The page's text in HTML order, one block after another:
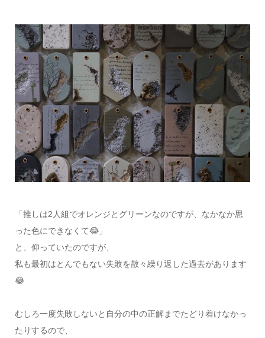
「推しは2人組でオレンジとグリーンなのですが、なかなか思
った色にできなくて😂」
と、仰っていたのですが、
私も最初はとんでもない失敗を散々繰り返した過去があります
😂
むしろ一度失敗しないと自分の中の正解までたどり着けなかっ
たりするので、